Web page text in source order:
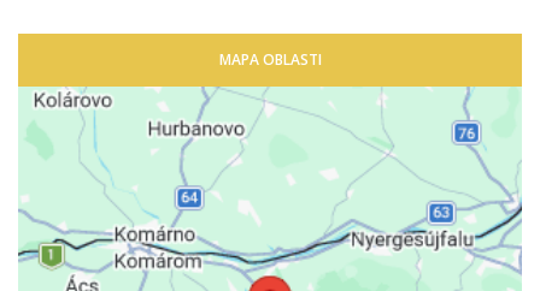
MAPA OBLASTI